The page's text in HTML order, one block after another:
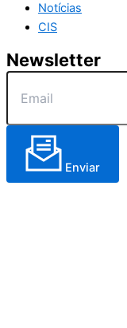
Notícias
CIS
Newsletter
Enviar